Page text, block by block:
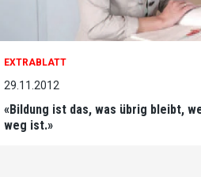
EXTRABLATT
29.11.2012
«Bildung ist das, was übrig bleibt,
weg ist.»